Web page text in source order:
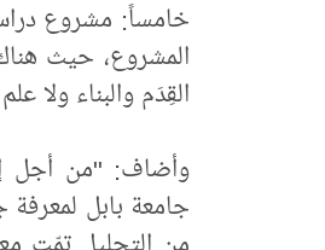
خامساً: مشروع
القِدَم والبناء ولا
وأضاف: "من أجل
جامعة بابل